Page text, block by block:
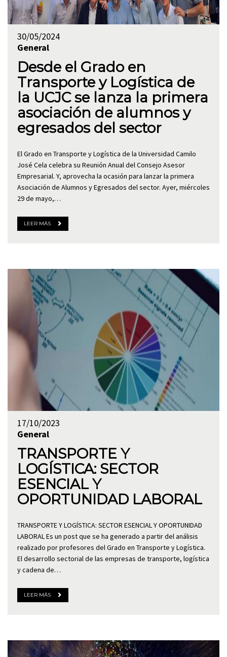
30/05/2024
General
Desde el Grado en
Transporte y Logística de
la UCJC se lanza la primera
asociación de alumnos y
egresados del sector
El Grado en Transporte y Logística de la Universidad Camilo
José Cela celebra su Reunión Anual del Consejo Asesor
Empresarial. Y, aprovecha la ocasión para lanzar la primera
Asociación de Alumnos y Egresados del sector. Ayer, miércoles
29 de mayo,…
LEER MÁS
17/10/2023
General
TRANSPORTE Y
LOGÍSTICA: SECTOR
ESENCIAL Y
OPORTUNIDAD LABORAL
TRANSPORTE Y LOGÍSTICA: SECTOR ESENCIAL Y OPORTUNIDAD
LABORAL Es un post que se ha generado a partir del análisis
realizado por profesores del Grado en Transporte y Logística.
El desarrollo sectorial de las empresas de transporte, logística
y cadena de…
LEER MÁS